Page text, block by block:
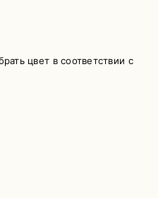
цвет в соответствии с